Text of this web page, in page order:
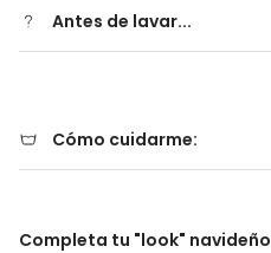
Antes de lavar...
Cómo cuidarme:
Completa tu "look" navideño